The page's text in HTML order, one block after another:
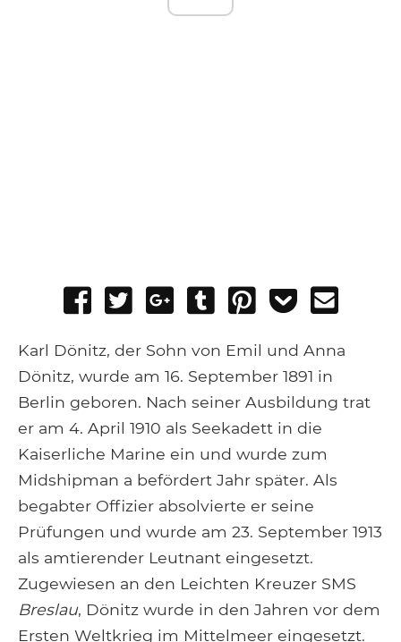
Share
Facebook
Tweet
Share
Google+
Post
Tumblr
Pin
Add
Pocket
Karl Dönitz, der Sohn von Emil und Anna
Dönitz, wurde am 16. September 1891 in
Berlin geboren. Nach seiner Ausbildung trat
er am 4. April 1910 als Seekadett in die
Kaiserliche Marine ein und wurde zum
Midshipman a befördert Jahr später. Als
begabter Offizier absolvierte er seine
Prüfungen und wurde am 23. September 1913
als amtierender Leutnant eingesetzt.
Zugewiesen an den Leichten Kreuzer SMS
Breslau, Dönitz wurde in den Jahren vor dem
Ersten Weltkrieg im Mittelmeer eingesetzt.